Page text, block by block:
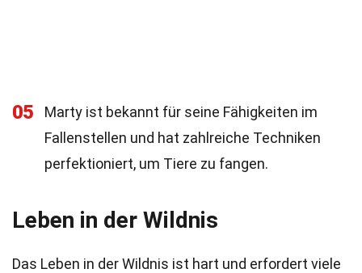
05
Marty ist bekannt für seine Fähigkeiten im
Fallenstellen und hat zahlreiche Techniken
perfektioniert, um Tiere zu fangen.
Leben in der Wildnis
Das Leben in der Wildnis ist hart und erfordert viele